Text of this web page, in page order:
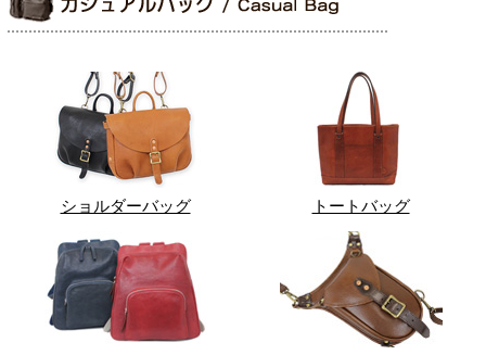
ショルダーバッグ トートバッグ